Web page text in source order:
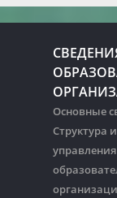
Основные
Структура
управления